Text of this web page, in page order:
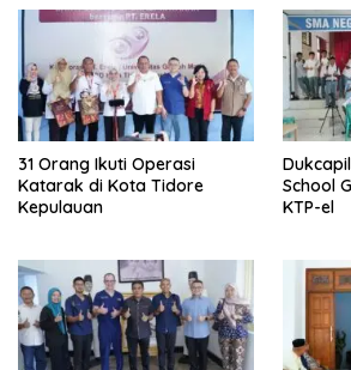
31 Orang Ikuti Operasi
Katarak di Kota Tidore
Kepulauan
School
KTP-el